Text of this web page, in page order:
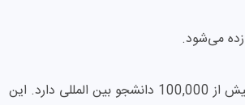
منچستر جزو پرجمعیت‌‌ترین شهرهای دانشجویی در انگلستان است و بیش از 100,000 دانشجو بین المللی دارد. این